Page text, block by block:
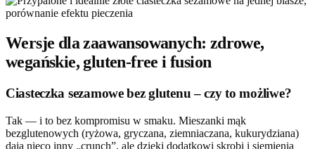
Wersje dla zaawansowanych: zdrowe,
wegańskie, gluten-free i fusion
Ciasteczka sezamowe bez glutenu – czy to możliwe?
Tak — i to bez kompromisu w smaku. Mieszanki mąk
bezglutenowych (ryżowa, gryczana, ziemniaczana, kukurydziana)
dają nieco inny „crunch”, ale dzięki dodatkowi skrobi i siemienia